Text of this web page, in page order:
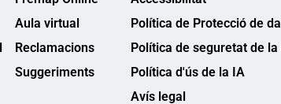
Aula virtual
Reclamacions
Suggeriments
Política de Protecció de
Política de seguretat de
Política d'ús de la IA
Avís legal